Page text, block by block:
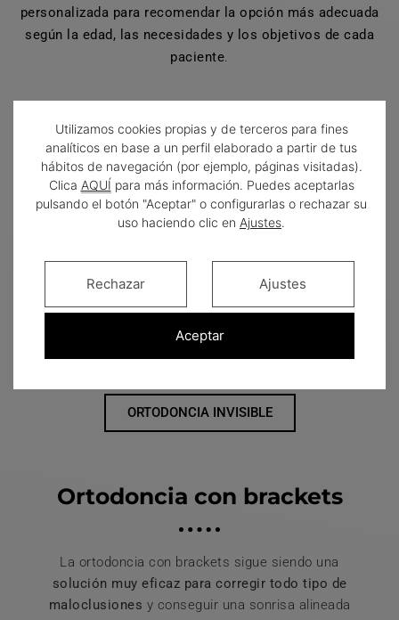
personalizada para recomendar la opción más adecuada
según la edad, las necesidades y los objetivos de cada
paciente.
Ortodoncia invisible
La ortodoncia invisible esuna de las opciones
dientes sin recurrir a brackets visibles. Mediante
férulas transparentes, este tratamiento permite
corregir diferentes problemas de alineación de
forma eficaz, estética y adaptada al día a día del
ORTODONCIA INVISIBLE
Ortodoncia con brackets
La ortodoncia con brackets sigue siendo una
solución muy eficaz para corregir todo tipo de
maloclusiones y conseguir una sonrisa alineada
Utilizamos cookies propias y de terceros para fines
analíticos en base a un perfil elaborado a partir de tus
hábitos de navegación (por ejemplo, páginas visitadas).
Clica AQUÍ para más información. Puedes aceptarlas
pulsando el botón "Aceptar" o configurarlas o rechazar su
uso haciendo clic en Ajustes.
Aceptar
Rechazar Ajustes